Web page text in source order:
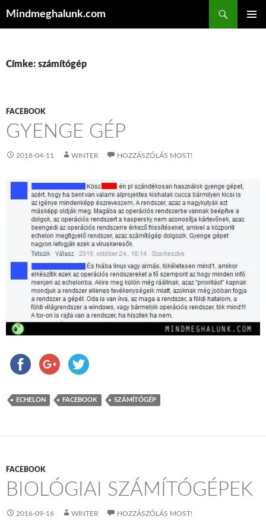
Mindmeghalunk.com
Címke: számítógép
FACEBOOK
GYENGE GÉP
2018-04-11 WINTER HOZZÁSZÓLÁS MOST!
ECHELON FACEBOOK SZÁMÍTÓGÉP
FACEBOOK
BIOLÓGIAI SZÁMÍTÓGÉPEK
2016-09-16 WINTER HOZZÁSZÓLÁS MOST!